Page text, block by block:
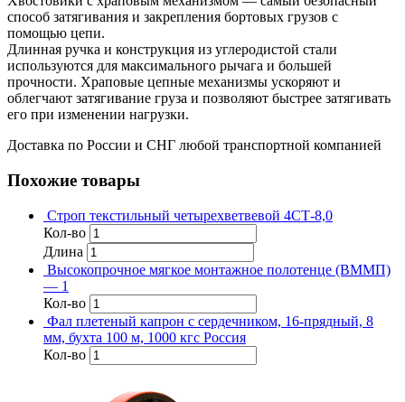
способ затягивания и закрепления бортовых грузов с
помощью цепи.
Длинная ручка и конструкция из углеродистой стали
используются для максимального рычага и большей
прочности. Храповые цепные механизмы ускоряют и
облегчают затягивание груза и позволяют быстрее затягивать
его при изменении нагрузки.
Доставка по России и СНГ любой транспортной компанией
Похожие товары
Строп текстильный четырехветвевой 4СТ-8,0
Кол-во
Длина
Высокопрочное мягкое монтажное полотенце (ВММП)
— 1
Кол-во
Фал плетеный капрон с сердечником, 16-прядный, 8
мм, бухта 100 м, 1000 кгс Россия
Кол-во